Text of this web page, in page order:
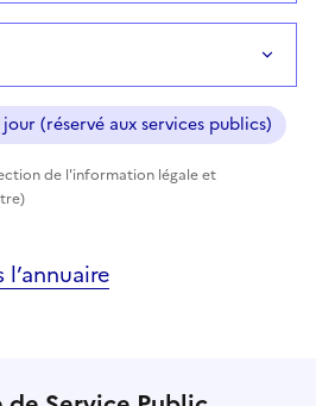
(réservé aux services publics)
de l'information légale et
l’annuaire